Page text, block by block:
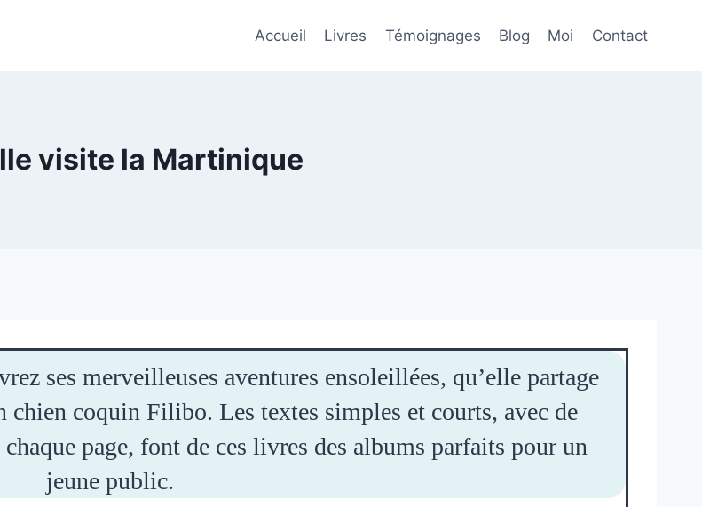
Accueil Livres Témoignages Blog Moi Contact
visite la Martinique
ses merveilleuses aventures ensoleillées, qu’elle partage
chien coquin Filibo. Les textes simples et courts, avec de
page, font de ces livres des albums parfaits pour un
jeune public.